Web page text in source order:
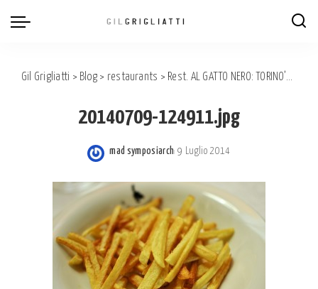
Gil Grigliatti > Blog > restaurants > Rest. AL GATTO NERO: TORINO’S HERITAGE OF GASTRONOMY
20140709-124911.jpg
Posted
mad symposiarch 9 Luglio 2014